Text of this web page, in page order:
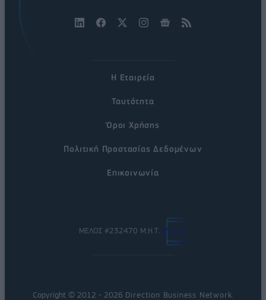
Η Εταιρεία
Ταυτότητα
Όροι Χρήσης
Πολιτική Προστασίας Δεδομένων
Επικοινωνία
ΜΕΛΟΣ #232470 Μ.Η.Τ.
Copyright © 2012 - 2026 Direction Business Network